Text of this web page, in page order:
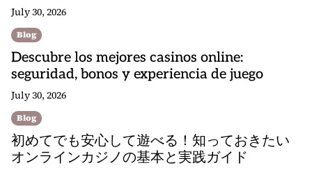
July 30, 2026
Blog
Descubre los mejores casinos online:
seguridad, bonos y experiencia de juego
July 30, 2026
Blog
初めてでも安心して遊べる！知っておきたい
オンラインカジノの基本と実践ガイド